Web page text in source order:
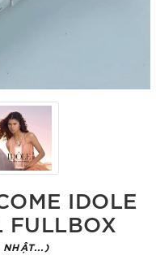
IDOLE
FULLBOX